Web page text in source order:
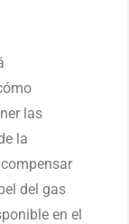
las
la
del gas
en el